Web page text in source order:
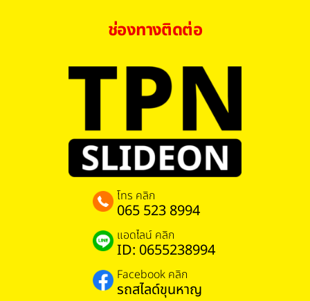
ช่องทางติดต่อ
โทร คลิก
065 523 8994
แอดไลน์ คลิก
ID: 0655238994
Facebook คลิก
รถสไลด์ขุนหาญ